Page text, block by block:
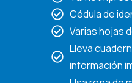
Cédula de
Varias hojas
Lleva
información